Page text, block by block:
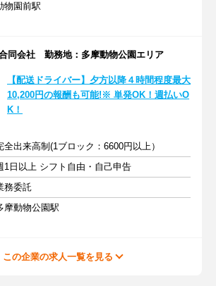
物園前駅
同会社 勤務地：多摩動物公園エリア
【配送ドライバー】夕方以降４時間程度最大
10,200円の報酬も可能!※ 単発OK！週払いO
K！
全出来高制(1ブロック：6600円以上）
1日以上 シフト自由・自己申告
務委託
摩動物公園駅
この企業の求人一覧を見る